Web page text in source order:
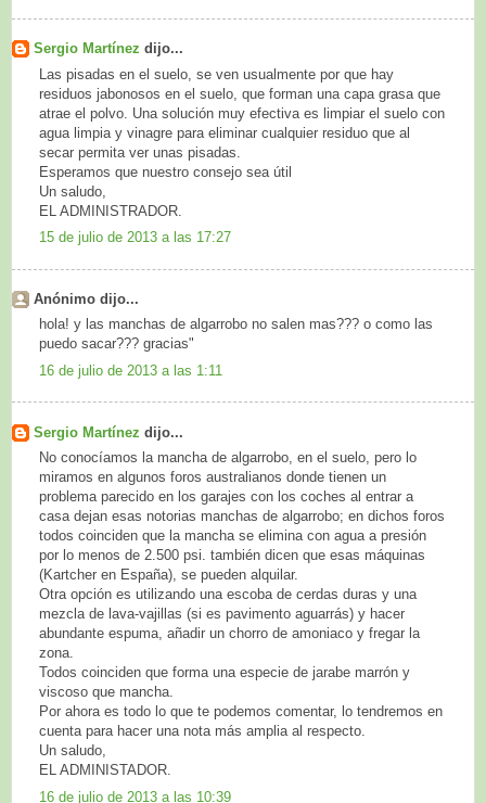
Sergio Martínez dijo...
Las pisadas en el suelo, se ven usualmente por que hay
residuos jabonosos en el suelo, que forman una capa grasa que
atrae el polvo. Una solución muy efectiva es limpiar el suelo con
agua limpia y vinagre para eliminar cualquier residuo que al
secar permita ver unas pisadas.
Esperamos que nuestro consejo sea útil
Un saludo,
EL ADMINISTRADOR.
15 de julio de 2013 a las 17:27
Anónimo dijo...
hola! y las manchas de algarrobo no salen mas??? o como las
puedo sacar??? gracias"
16 de julio de 2013 a las 1:11
Sergio Martínez dijo...
No conocíamos la mancha de algarrobo, en el suelo, pero lo
miramos en algunos foros australianos donde tienen un
problema parecido en los garajes con los coches al entrar a
casa dejan esas notorias manchas de algarrobo; en dichos foros
todos coinciden que la mancha se elimina con agua a presión
por lo menos de 2.500 psi. también dicen que esas máquinas
(Kartcher en España), se pueden alquilar.
Otra opción es utilizando una escoba de cerdas duras y una
mezcla de lava-vajillas (si es pavimento aguarrás) y hacer
abundante espuma, añadir un chorro de amoniaco y fregar la
zona.
Todos coinciden que forma una especie de jarabe marrón y
viscoso que mancha.
Por ahora es todo lo que te podemos comentar, lo tendremos en
cuenta para hacer una nota más amplia al respecto.
Un saludo,
EL ADMINISTADOR.
16 de julio de 2013 a las 10:39